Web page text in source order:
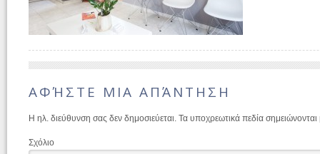
ΑΦΉΣΤΕ ΜΙΑ ΑΠΆΝΤΗΣΗ
Η ηλ. διεύθυνση σας δεν δημοσιεύεται. Τα υποχρεωτικά πεδία
Σχόλιο